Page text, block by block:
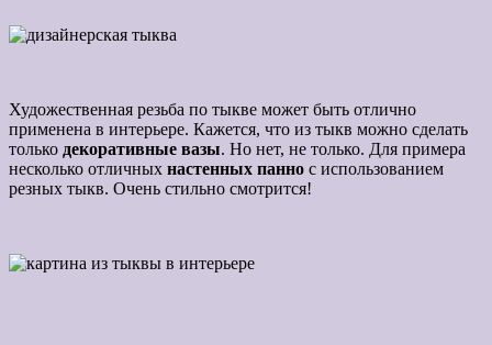
Художественная резьба по тыкве может быть отлично
применена в интерьере. Кажется, что из тыкв можно сделать
только декоративные вазы. Но нет, не только. Для примера
несколько отличных настенных панно с использованием
резных тыкв. Очень стильно смотрится!